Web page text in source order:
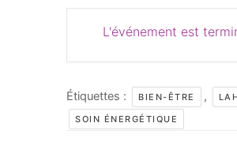
L'événement est
Étiquettes : BIEN-ÊTRE ,
SOIN ÉNERGÉTIQUE